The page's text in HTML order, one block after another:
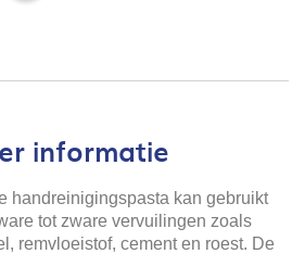
informatie
handreinigingspasta kan gebruikt
tot zware vervuilingen zoals
remvloeistof, cement en roest. De